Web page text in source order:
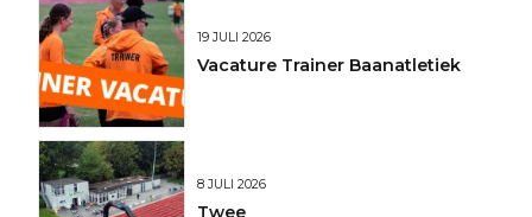
19 JULI 2026
Vacature Trainer Baanatletiek
8 JULI 2026
Twee